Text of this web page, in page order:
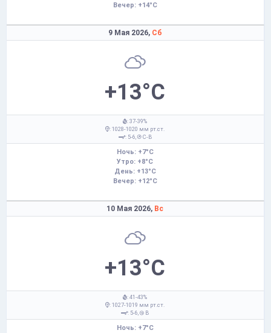
Вечер: +14°C
9 Мая 2026, Сб
+13°C
: 37-39%
: 1028-1020 мм рт.ст.
: 5-6,
С-В
Ночь: +7°C
Утро: +8°C
День: +13°C
Вечер: +12°C
10 Мая 2026, Вс
+13°C
: 41-43%
: 1027-1019 мм рт.ст.
: 5-6,
В
Ночь: +7°C